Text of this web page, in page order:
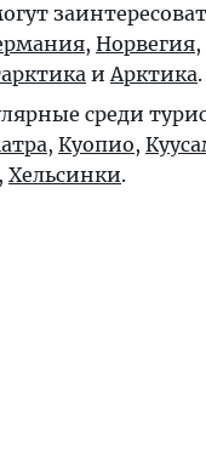
, Норвегия,
иАрктика.
среди
, Куопио,
, Хельсинки.